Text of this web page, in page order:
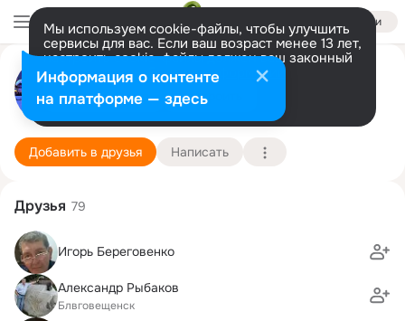
Войти
Мы используем cookie-файлы, чтобы улучшить
сервисы для вас. Если ваш возраст менее 13 лет,
настроить cookie-файлы должен ваш законный
представитель. Больше информации
Разрешить все Настроить
Лариса Наумова
Благовещенск
Добавить в друзья Написать
Друзья 79
Игорь Береговенко
Александр Рыбаков
Блвговещенск
Информация о контенте
на платформе — здесь